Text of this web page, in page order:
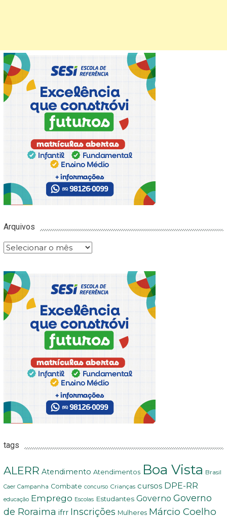
Arquivos
Arquivos
tags
ALERR Atendimento Atendimentos Boa Vista Brasil
Caer Campanha Combate concurso Crianças cursos DPE-RR
educação Emprego Escolas Estudantes Governo Governo
de Roraima ifrr Inscrições Mulheres Márcio Coelho